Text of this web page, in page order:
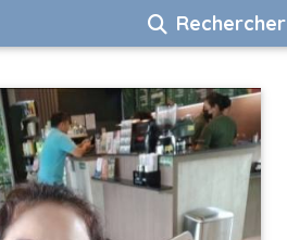
Rechercher